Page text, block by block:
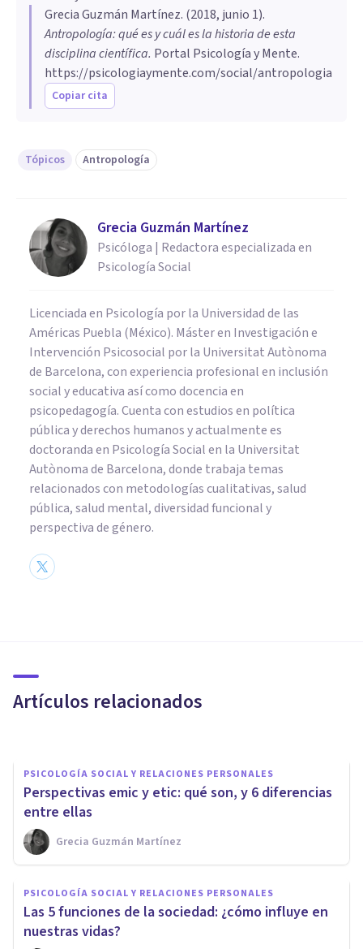
Grecia Guzmán Martínez. (2018, junio 1).
Antropología: qué es y cuál es la historia de esta
disciplina científica. Portal Psicología y Mente.
https://psicologiaymente.com/social/antropologia
Copiar cita
Tópicos Antropología
Grecia Guzmán Martínez
Psicóloga | Redactora especializada en
Psicología Social
Licenciada en Psicología por la Universidad de las
Américas Puebla (México). Máster en Investigación e
Intervención Psicosocial por la Universitat Autònoma
de Barcelona, con experiencia profesional en inclusión
social y educativa así como docencia en
psicopedagogía. Cuenta con estudios en política
pública y derechos humanos y actualmente es
doctoranda en Psicología Social en la Universitat
Autònoma de Barcelona, donde trabaja temas
relacionados con metodologías cualitativas, salud
pública, salud mental, diversidad funcional y
perspectiva de género.
Artículos relacionados
qué se estudia en ella
PSICOLOGÍA SOCIAL Y RELACIONES PERSONALES
Perspectivas emic y etic: qué son, y 6 diferencias
entre ellas
Grecia Guzmán Martínez
PSICOLOGÍA SOCIAL Y RELACIONES PERSONALES
Las 5 funciones de la sociedad: ¿cómo influye en
nuestras vidas?
PSICOLOGÍA SOCIAL Y RELACIONES PERSONALES
Colexificación: un concepto
clave en antropología y
lingüística